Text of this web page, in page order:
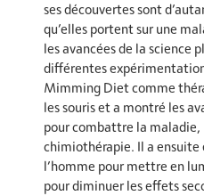
ses découvertes sont
qu’elles portent sur une
les avancées de la science
différentes
Mimming Diet comme
les souris et a montré les
pour combattre la
chimiothérapie. Il a ensuite
l’homme pour mettre en
pour diminuer les effets